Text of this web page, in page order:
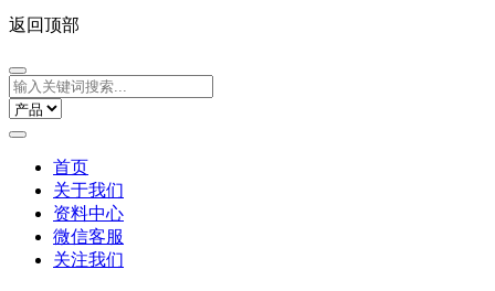
返回顶部
首页
关于我们
资料中心
微信客服
关注我们